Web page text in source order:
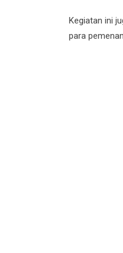
Kegiatan ini
para